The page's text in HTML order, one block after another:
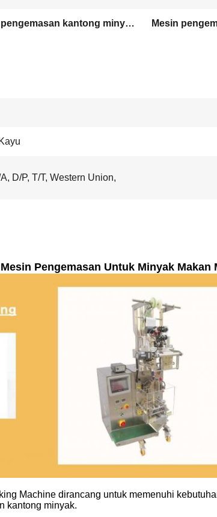
Mesin pengemasan kantong minyak zaitun Mesin
D/P, T/T, Western Union,
Pengemasan Untuk Minyak Makan
Machine dirancang untuk memenuhi
kantong minyak.